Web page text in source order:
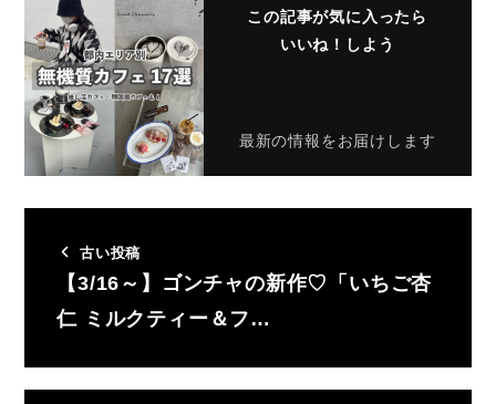
この記事が気に入ったら
いいね！しよう
最新の情報をお届けします
古い投稿
【3/16～】ゴンチャの新作♡「いちご杏
仁 ミルクティー＆フ…